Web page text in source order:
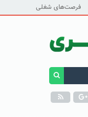
فرصت‌های شغلی